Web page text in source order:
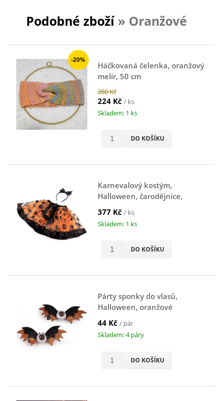
Podobné zboží » Oranžové
-20%
Háčkovaná čelenka, oranžový
melír, 50 cm
280 Kč
224 Kč / ks
Skladem: 1 ks
DO KOŠÍKU
Karnevalový kostým,
Halloween, čarodějnice,
377 Kč / ks
Skladem: 1 ks
DO KOŠÍKU
Párty sponky do vlasů,
Halloween, oranžové
44 Kč / pár
Skladem: 4 páry
DO KOŠÍKU